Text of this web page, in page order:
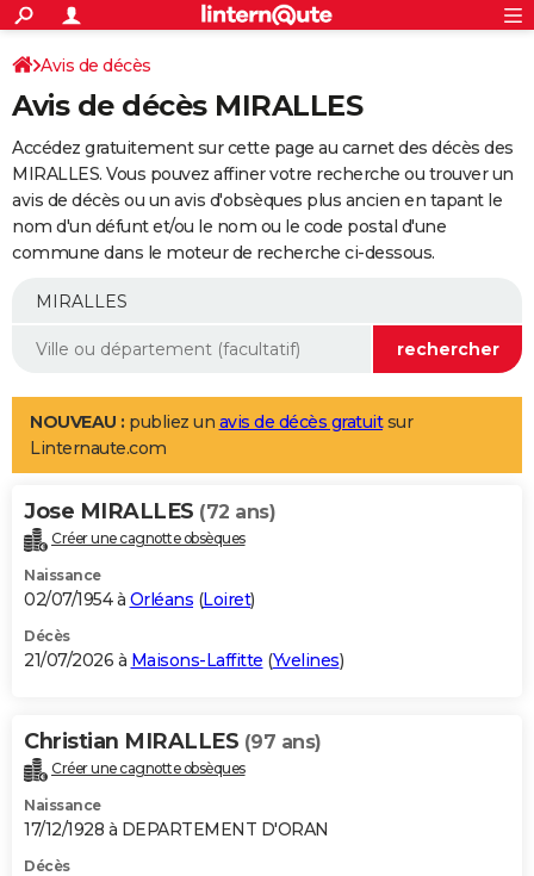
ACTUALITÉS
Politique
Société
Faits Divers
Education
Monde
Villes
+
SPORT
Coupe du monde 2026
Football
Tennis
Cyclisme
Rugby
Forum
Programme TV
TNT
Streaming
Cinéma
Sorties cinéma
Musique
+
FINANCE
Retraite
Epargne
Immobilier
Risques naturels par ville
Banque
Assurance
AUTO
Essais
Réserver un essai
Citadines
Berlines
SUV
Forum auto
+
Mobiles
Meilleur smartphone
Internet
Ordinateurs
Jeux vidéo
Guide high-tech
Aménagement intérieur
LIFESTYLE
Art de vivre
Bien-être
Loisirs
Mode
Modes de vie
Alimentation
Guide de la santé
Maladies
Médicaments
Sommeil
VOYAGE
Destinations
City break
Voyage nature
Voyage de noces
Forum
Climat
+PHOTO
GUIDES D'ACHAT
BONS PLANS
Carte de Noël
Carte Bonne année
Carte Saint-Valentin
Carte Pâques
Carte d'anniversaire
DICTIONNAIRE
Dictionnaire
Biographies
Citations
Expressions
Proverbes
PROGRAMME TV
Avis de décès
Avis de décès MIRALLES
Accédez gratuitement sur cette page au carnet des décès des
MIRALLES. Vous pouvez affiner votre recherche ou trouver un
avis de décès ou un avis d'obsèques plus ancien en tapant le
nom d'un défunt et/ou le nom ou le code postal d'une
commune dans le moteur de recherche ci-dessous.
NOUVEAU : publiez un avis de décès gratuitsur
Linternaute.com
Jose MIRALLES (72 ans)
Créer une cagnotte obsèques
Naissance
02/07/1954 à Orléans (Loiret)
Décès
21/07/2026 à Maisons-Laffitte (Yvelines)
Christian MIRALLES (97 ans)
Créer une cagnotte obsèques
Naissance
17/12/1928 à DEPARTEMENT D'ORAN
Décès